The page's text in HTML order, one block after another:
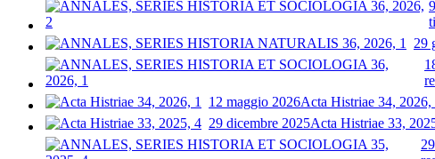
29
12 maggio 2026Acta Histriae 34, 2026,
29 dicembre 2025Acta Histriae 33,